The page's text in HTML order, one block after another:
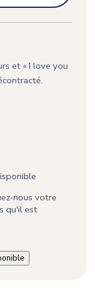
et « I love you
nous votre
qu'il est